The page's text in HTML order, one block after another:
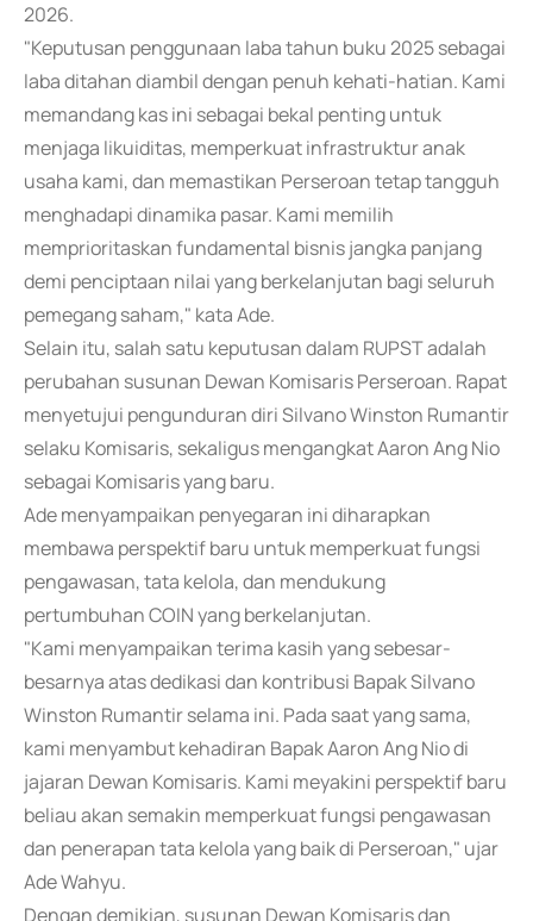
2026.
"Keputusan penggunaan laba tahun buku 2025 sebagai
laba ditahan diambil dengan penuh kehati-hatian. Kami
memandang kas ini sebagai bekal penting untuk
menjaga likuiditas, memperkuat infrastruktur anak
usaha kami, dan memastikan Perseroan tetap tangguh
menghadapi dinamika pasar. Kami memilih
memprioritaskan fundamental bisnis jangka panjang
demi penciptaan nilai yang berkelanjutan bagi seluruh
pemegang saham," kata Ade.
Selain itu, salah satu keputusan dalam RUPST adalah
perubahan susunan Dewan Komisaris Perseroan. Rapat
menyetujui pengunduran diri Silvano Winston Rumantir
selaku Komisaris, sekaligus mengangkat Aaron Ang Nio
sebagai Komisaris yang baru.
Ade menyampaikan penyegaran ini diharapkan
membawa perspektif baru untuk memperkuat fungsi
pengawasan, tata kelola, dan mendukung
pertumbuhan COIN yang berkelanjutan.
"Kami menyampaikan terima kasih yang sebesar-
besarnya atas dedikasi dan kontribusi Bapak Silvano
Winston Rumantir selama ini. Pada saat yang sama,
kami menyambut kehadiran Bapak Aaron Ang Nio di
jajaran Dewan Komisaris. Kami meyakini perspektif baru
beliau akan semakin memperkuat fungsi pengawasan
dan penerapan tata kelola yang baik di Perseroan," ujar
Ade Wahyu.
Dengan demikian, susunan Dewan Komisaris dan